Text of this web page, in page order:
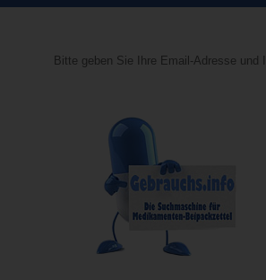
Bitte geben Sie Ihre Email-Adresse